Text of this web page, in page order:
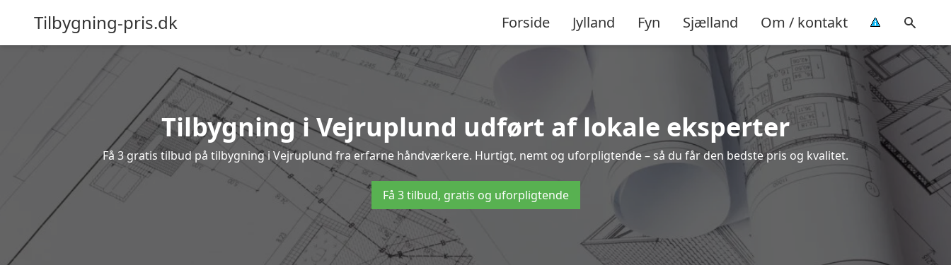
Tilbygning-pris.dk Forside Jylland Fyn Sjælland Om / kontakt
Tilbygning i Vejruplund udført af lokale eksperter
Få 3 gratis tilbud på tilbygning i Vejruplund fra erfarne håndværkere. Hurtigt, nemt og uforpligtende – så du får den bedste pris og kvalitet.
Få 3 tilbud, gratis og uforpligtende